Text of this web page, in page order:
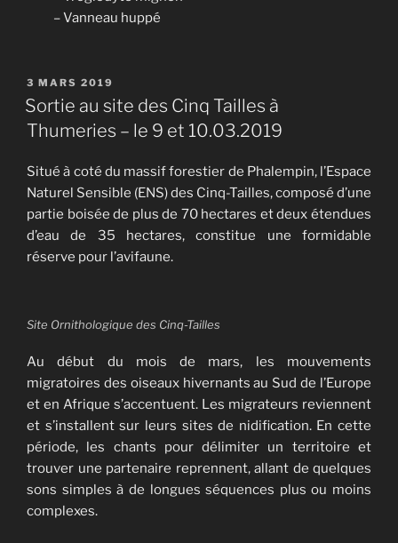
– Vanneau huppé
PUBLIÉ
LE
3 MARS 2019
Sortie au site des Cinq Tailles à
Thumeries – le 9 et 10.03.2019
Situé à coté du massif forestier de Phalempin, l’Espace
Naturel Sensible (ENS) des Cinq-Tailles, composé d’une
partie boisée de plus de 70 hectares et deux étendues
d’eau de 35 hectares, constitue une formidable
réserve pour l’avifaune.
Site Ornithologique des Cinq-Tailles
Au début du mois de mars, les mouvements
migratoires des oiseaux hivernants au Sud de l’Europe
et en Afrique s’accentuent. Les migrateurs reviennent
et s’installent sur leurs sites de nidification. En cette
période, les chants pour délimiter un territoire et
trouver une partenaire reprennent, allant de quelques
sons simples à de longues séquences plus ou moins
complexes.